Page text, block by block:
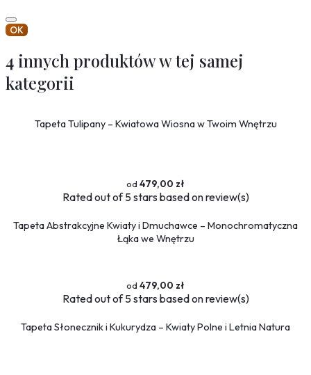
OK
4 innych produktów w tej samej
kategorii
Tapeta Tulipany – Kwiatowa Wiosna w Twoim Wnętrzu
479,00 zł
Ratedout of 5 stars based onreview(s)
Tapeta Abstrakcyjne Kwiaty i Dmuchawce – Monochromatyczna
Łąka we Wnętrzu
479,00 zł
Ratedout of 5 stars based onreview(s)
Tapeta Słonecznik i Kukurydza – Kwiaty Polne i Letnia Natura